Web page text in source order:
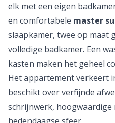
elk met een eigen
en comfortabele master
slaapkamer, twee op maat
volledige badkamer. Een
kasten maken het geheel
Het appartement verkeert
beschikt over verfijnde
schrijnwerk, hoogwaardige